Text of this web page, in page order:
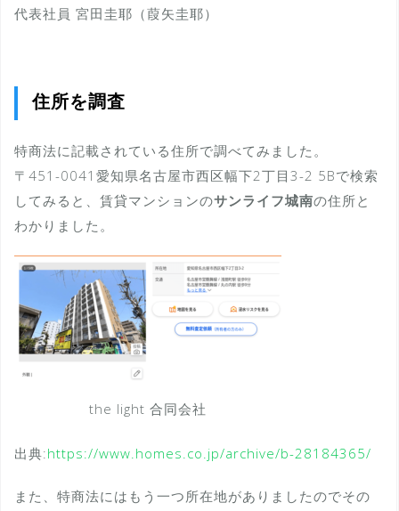
代表社員 宮田圭耶（葭矢圭耶）
住所を調査
特商法に記載されている住所で調べてみました。
〒451-0041愛知県名古屋市西区幅下2丁目3-2 5Bで検索
してみると、賃貸マンションのサンライフ城南の住所と
わかりました。
the light 合同会社
出典:https://www.homes.co.jp/archive/b-28184365/
また、特商法にはもう一つ所在地がありましたのでその